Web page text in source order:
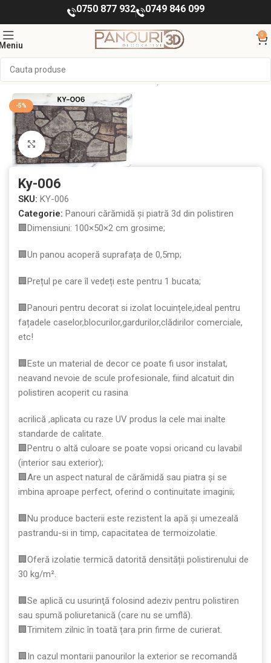
0750 877 932 0749 846 099
0
INTERIOR Panouri cărămidă și piatră 3d din polistiren
-5%
Mărește imaginea
Ky-006
SKU: KY-006
Categorie: Panouri cărămidă și piatră 3d din polistiren
🏢Dimensiuni: 100×50×2 cm grosime;
🏢Un panou acoperă suprafața de 0,5mp;
🏢Prețul pe care îl vedeți este pentru 1 bucata;
🏢Panouri pentru decorat si izolat locuințele,ideal pentru
fațadele caselor,blocurilor,gardurilor,clădirilor comerciale,
etc!
🏢Este un material de decor ce poate fi usor instalat,
neavand nevoie de scule profesionale, fiind alcatuit din
polistiren acoperit cu rasina
acrilică ,aplicata cu raze UV produs la cele mai inalte
standarde de calitate.
🏢Pentru o altă culoare se poate vopsi oricand cu lavabil
(interior sau exterior);
🏢Are un aspect natural de cărămidă sau piatra și se
imbina aproape perfect, oferind o continuitate imaginii;
🏢Nu produce bacterii este rezistent la apă şi umezeală
pastrandu-si in timp, capacitatea de termoizolatie.
🏢Oferă izolatie termică datorită densității polistirenului de
30 kg/m².
🏢Se aplică cu usurinţă folosind adeziv pentru polistiren
sau spumă poliuretanică (care nu se umflă).
🏢Trimitem zilnic în toată țara prin firme de curierat.
🏢In cazul montarii panourilor la exterior se recomandă